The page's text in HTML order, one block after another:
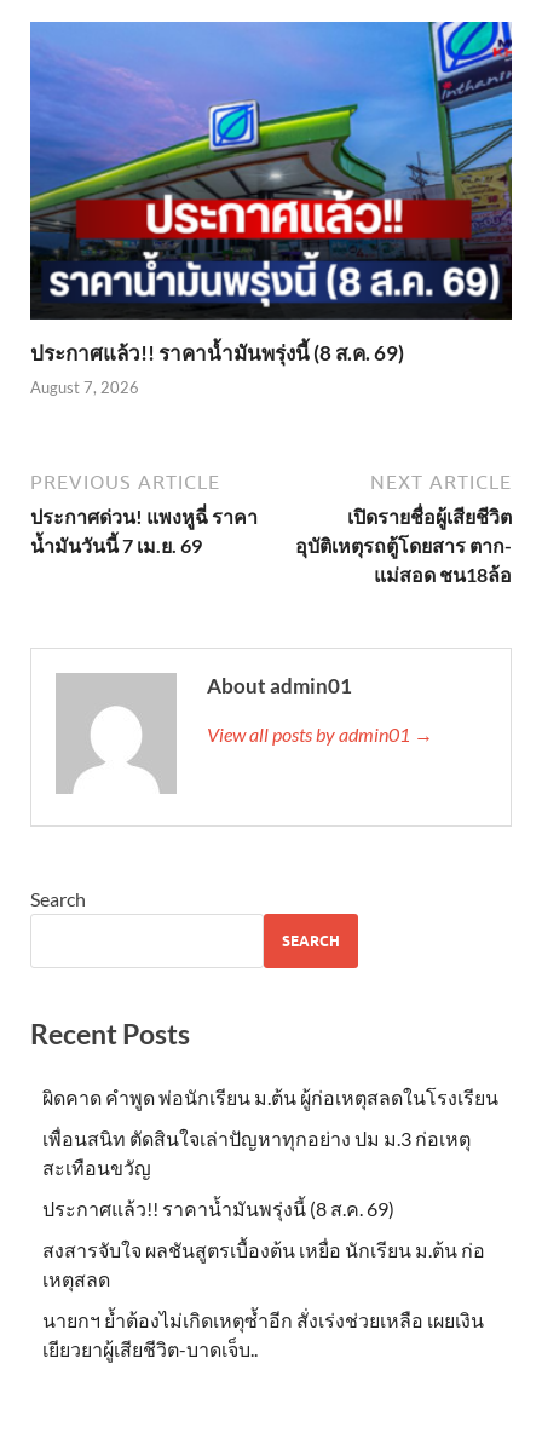
ประกาศแล้ว!! ราคาน้ำมันพรุ่งนี้ (8 ส.ค. 69)
August 7, 2026
PREVIOUS ARTICLE
ประกาศด่วน! แพงหูฉี่ ราคา
น้ำมันวันนี้ 7 เม.ย. 69
NEXT ARTICLE
เปิดรายชื่อผู้เสียชีวิต
อุบัติเหตุรถตู้โดยสาร ตาก-
แม่สอด ชน18ล้อ
About admin01
View all posts by admin01 →
Search
SEARCH
Recent Posts
ผิดคาด คำพูด พ่อนักเรียน ม.ต้น ผู้ก่อเหตุสลดในโรงเรียน
เพื่อนสนิท ตัดสินใจเล่าปัญหาทุกอย่าง ปม ม.3 ก่อเหตุ
สะเทือนขวัญ
ประกาศแล้ว!! ราคาน้ำมันพรุ่งนี้ (8 ส.ค. 69)
สงสารจับใจ ผลชันสูตรเบื้องต้น เหยื่อ นักเรียน ม.ต้น ก่อ
เหตุสลด
นายกฯ ย้ำต้องไม่เกิดเหตุซ้ำอีก สั่งเร่งช่วยเหลือ เผยเงิน
เยียวยาผู้เสียชีวิต-บาดเจ็บ..